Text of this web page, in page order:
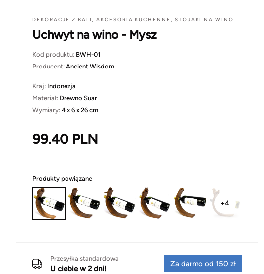
DEKORACJE Z BALI , AKCESORIA KUCHENNE , STOJAKI NA WINO
Uchwyt na wino - Mysz
Kod produktu: BWH-01
Producent: Ancient Wisdom
Kraj: Indonezja
Materiał: Drewno Suar
Wymiary: 4 x 6 x 26 cm
99.40 PLN
Produkty powiązane
+4
Przesyłka standardowa
U ciebie w 2 dni!
Za darmo od 150 zł